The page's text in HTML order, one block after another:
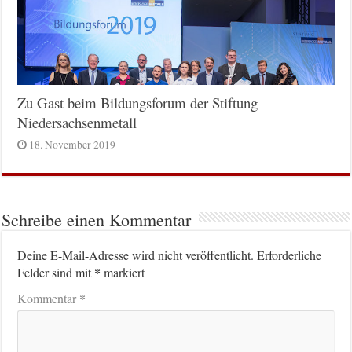
Zu Gast beim Bildungsforum der Stiftung
Niedersachsenmetall
18. November 2019
Schreibe einen Kommentar
Deine E-Mail-Adresse wird nicht veröffentlicht. Erforderliche
Felder sind mit* markiert
Kommentar*